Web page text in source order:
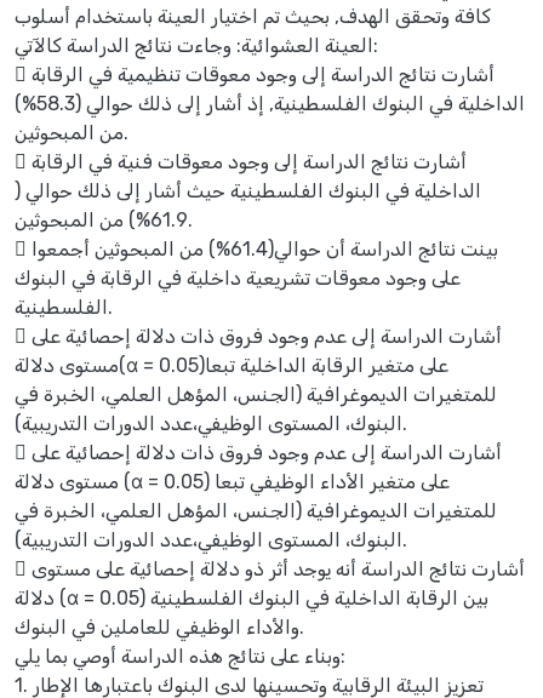
كافة وتحقق الهدف, بحيث تم اختيار العينة باستخدام أسلوب
العينة العشوائية: وجاءت نتائج الدراسة كالآتي:
 أشارت نتائج الدراسة إلى وجود معوقات تنظيمية في الرقابة
الداخلية في البنوك الفلسطينية, إذ أشار إلى ذلك حوالي (58.3%)
من المبحوثين.
 أشارت نتائج الدراسة إلى وجود معوقات فنية في الرقابة
الداخلية في البنوك الفلسطينية حيث أشار إلى ذلك حوالي (
61.9%) من المبحوثين.
 بينت نتائج الدراسة أن حوالي(61.4%) من المبحوثين أجمعوا
على وجود معوقات تشريعية داخلية في الرقابة في البنوك
الفلسطينية.
 أشارت الدراسة إلى عدم وجود فروق ذات دلالة إحصائية على
مستوى دلالة(α = 0.05)على متغير الرقابة الداخلية تبعا
للمتغيرات الديموغرافية (الجنس، المؤهل العلمي، الخبرة في
البنوك، المستوى الوظيفي،عدد الدورات التدريبية).
 أشارت الدراسة إلى عدم وجود فروق ذات دلالة إحصائية على
مستوى دلالة (α = 0.05) على متغير الأداء الوظيفي تبعا
للمتغيرات الديموغرافية (الجنس، المؤهل العلمي، الخبرة في
البنوك، المستوى الوظيفي،عدد الدورات التدريبية).
 أشارت نتائج الدراسة أنه يوجد أثر ذو دلالة إحصائية على مستوى
دلالة (α = 0.05) بين الرقابة الداخلية في البنوك الفلسطينية
والأداء الوظيفي للعاملين في البنوك.
وبناء على نتائج هذه الدراسة أوصي بما يلي:
1. تعزيز البيئة الرقابية وتحسينها لدى البنوك باعتبارها الإطار